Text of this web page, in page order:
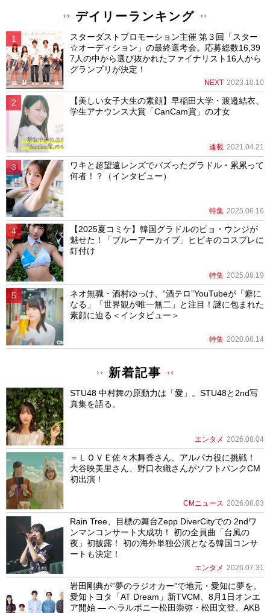
デイリーランキング
スターダストプロモーション主催 第３回「スター
☆オーディション」の最終選考会。応募総数16,39
7人の中から選び抜かれたファイナリスト16人から
グランプリが決定！
NEXT 2023.10.10
【美しい女子大生の素顔】早稲田大学・渡邉結衣、
学生アナウンス大賞「CanCam賞」の才女
連載 2021.04.21
ワキと超望遠レンズでバズったグラドル・累累って
何者！？（インタビュー）
特集 2025.06.16
【2025夏コミケ】韓国グラドルのピョ・ウンジが
魅せた！「ブルーアーカイブ」ヒビキのコスプレに
釘付け
特集 2025.08.19
ネオ無職・酒村ゆっけ、“酒テロ”YouTubeが「癖に
なる」「世界観が唯一無二」と注目！謎に包まれた
素顔に迫る＜インタビュー＞
特集 2020.08.14
新着記事
STU48 中村舞の原動力は「愛」。STU48と2nd写
真集を語る。
エンタメ 2026.08.04
＝ＬＯＶＥ佐々木舞香さん、アルパカ役に挑戦！
大谷映美里さん、野口衣織さんがソフトバンクCM
初出演！
CMニュース 2026.08.03
Rain Tree、目標の舞台Zepp DiverCityでの 2ndワ
ンマンコンサート大成功！ 初の全員曲「台風の
夜」初披露！ 初の海外単独公演となる韓国コンサ
ートも決定！
エンタメ 2026.07.31
岩田剛典が”夢のラジオカー”で地元・愛知に夢を。
愛知トヨタ「AT Dream」新TVCM、8月1日オンエ
ア開始 ― ヘラルボニー松田崇弥・松田文登、AKB